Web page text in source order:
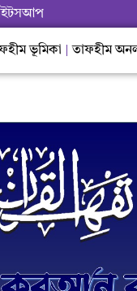
ভূমিকা তাফহীম